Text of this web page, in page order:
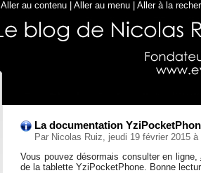
Aller au contenu Aller au menu Aller à la
La documentation
Par Nicolas Ruiz, jeudi 19 février 2015 à
Vous pouvez désormais consulter en ligne,
de la tablette YziPocketPhone. Bonne